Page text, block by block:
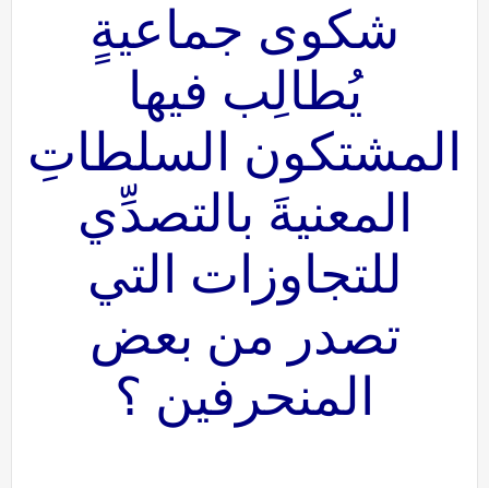
شكوى جماعيةٍ
يُطالِب فيها
المشتكون السلطاتِ
المعنيةَ بالتصدِّي
للتجاوزات التي
تصدر من بعض
المنحرفين ؟